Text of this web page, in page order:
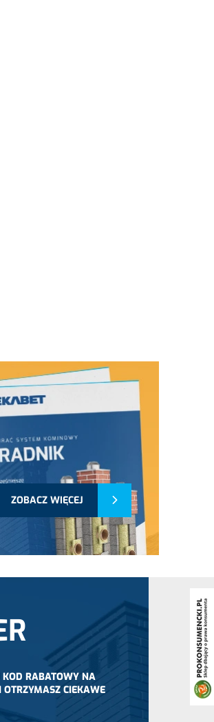
ZOBACZ WIĘCEJ
RABATOWY NA
CIEKAWE